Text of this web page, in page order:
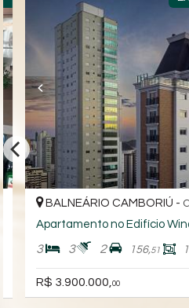
BALNEÁRIO CAMBORIÚ -
Apartamento no Edifício
3 3 2 156,51
R$ 3.900.000,00